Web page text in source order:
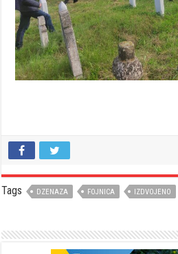
Tags DZENAZA FOJNICA IZDVOJENO